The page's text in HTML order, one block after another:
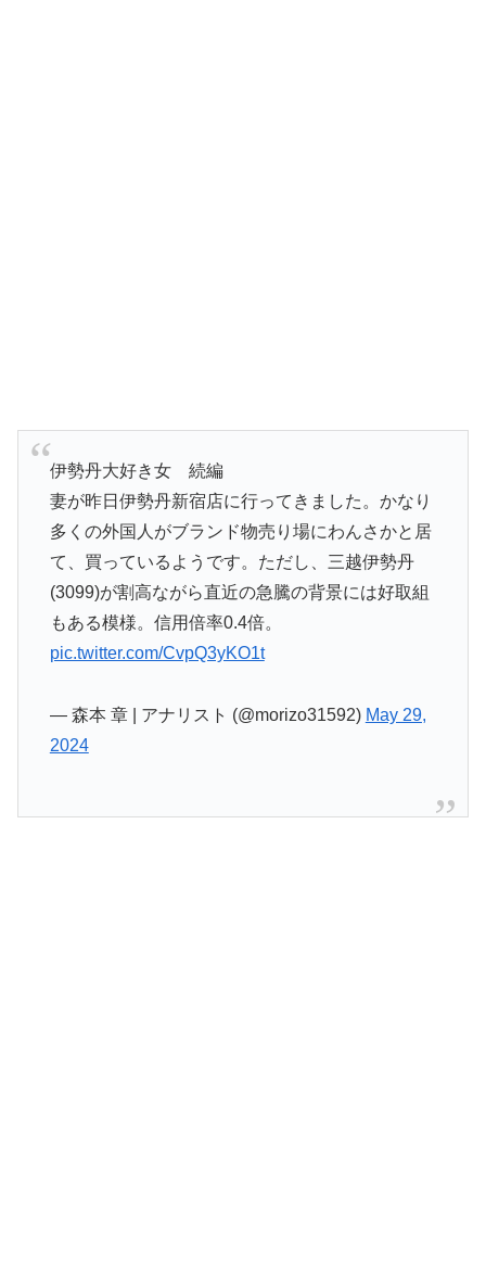
伊勢丹大好き女 続編
妻が昨日伊勢丹新宿店に行ってきました。かなり
多くの外国人がブランド物売り場にわんさかと居
て、買っているようです。ただし、三越伊勢丹
(3099)が割高ながら直近の急騰の背景には好取組
もある模様。信用倍率0.4倍。
pic.twitter.com/CvpQ3yKO1t
— 森本 章 | アナリスト (@morizo31592) May 29,
2024